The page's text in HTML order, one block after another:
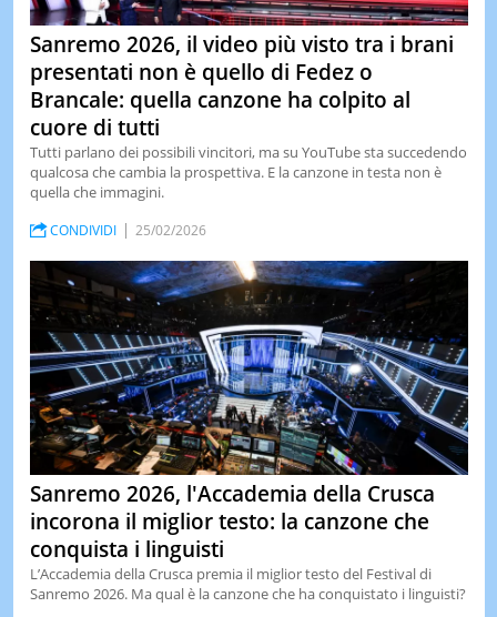
Sanremo 2026, il video più visto tra i brani
presentati non è quello di Fedez o
Brancale: quella canzone ha colpito al
cuore di tutti
Tutti parlano dei possibili vincitori, ma su YouTube sta succedendo
qualcosa che cambia la prospettiva. E la canzone in testa non è
quella che immagini.
CONDIVIDI 25/02/2026
Sanremo 2026, l'Accademia della Crusca
incorona il miglior testo: la canzone che
conquista i linguisti
L’Accademia della Crusca premia il miglior testo del Festival di
Sanremo 2026. Ma qual è la canzone che ha conquistato i linguisti?